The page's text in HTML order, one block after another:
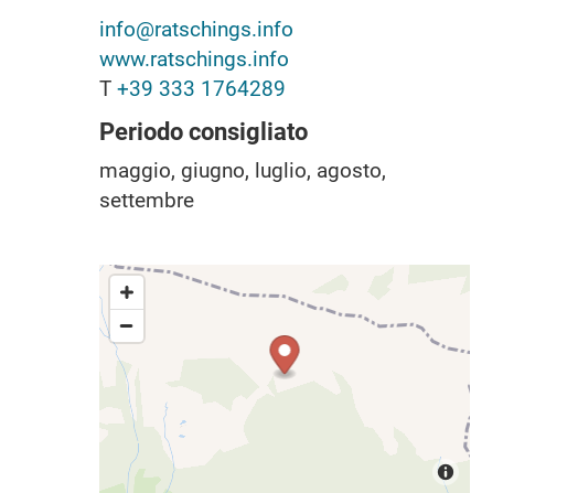
info@ratschings.info
www.ratschings.info
T +39 333 1764289
Periodo consigliato
maggio, giugno, luglio, agosto,
settembre